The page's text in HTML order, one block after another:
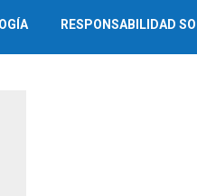
RESPONSABILIDAD